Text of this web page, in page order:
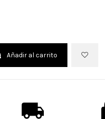
Añadir al carrito